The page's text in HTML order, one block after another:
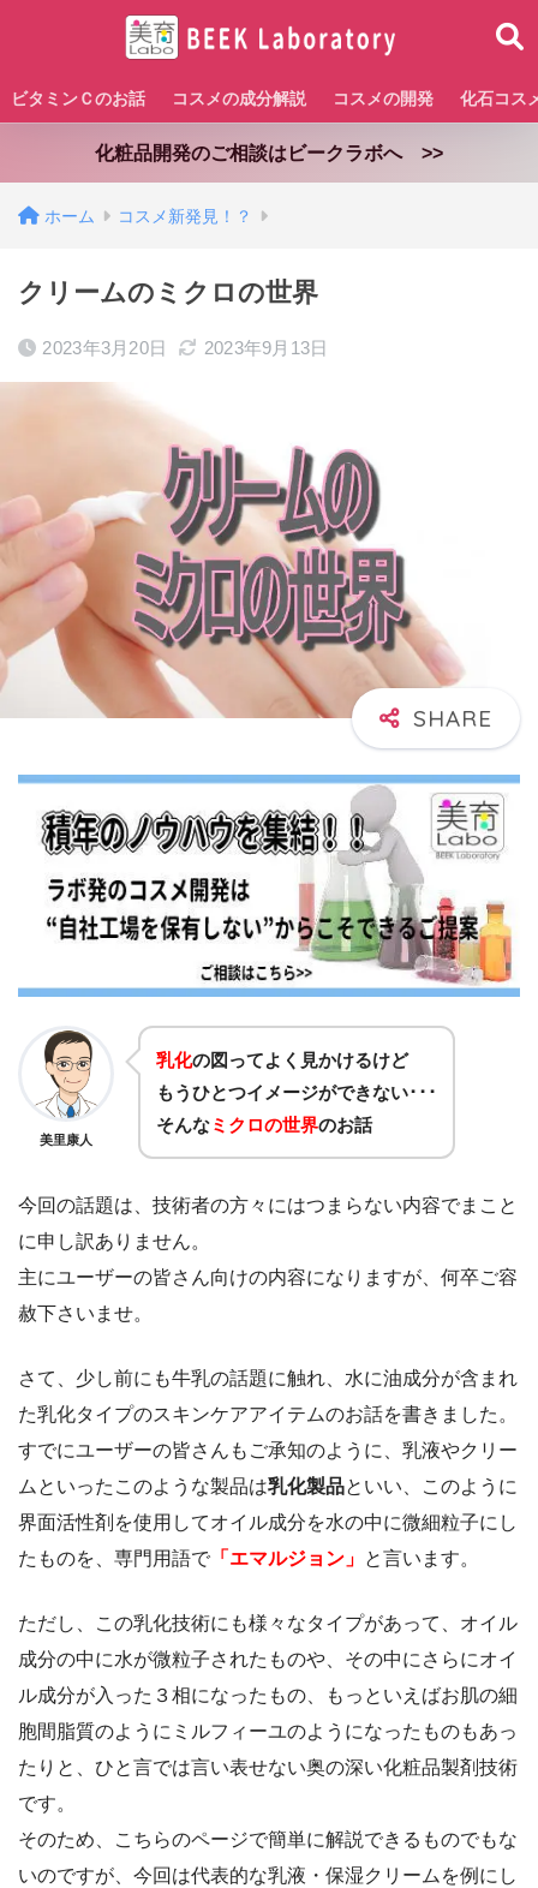
ビタミンＣのお話 コスメの成分解説 コスメの開発 化石コス
化粧品開発のご相談はビークラボへ >>
ホーム コスメ新発見！？
クリームのミクロの世界
2023年3月20日 2023年9月13日
美里康人
乳化の図ってよく見かけるけど
もうひとつイメージができない･･･
そんなミクロの世界のお話
今回の話題は、技術者の方々にはつまらない内容でまこと
に申し訳ありません。
主にユーザーの皆さん向けの内容になりますが、何卒ご容
赦下さいませ。
さて、少し前にも牛乳の話題に触れ、水に油成分が含まれ
た乳化タイプのスキンケアアイテムのお話を書きました。
すでにユーザーの皆さんもご承知のように、乳液やクリー
ムといったこのような製品は乳化製品といい、このように
界面活性剤を使用してオイル成分を水の中に微細粒子にし
たものを、専門用語で 「エマルジョン」 と言います。
ただし、この乳化技術にも様々なタイプがあって、オイル
成分の中に水が微粒子されたものや、その中にさらにオイ
ル成分が入った３相になったもの、もっといえばお肌の細
胞間脂質のようにミルフィーユのようになったものもあっ
たりと、ひと言では言い表せない奥の深い化粧品製剤技術
です。
そのため、こちらのページで簡単に解説できるものでもな
いのですが、今回は代表的な乳液・保湿クリームを例にし